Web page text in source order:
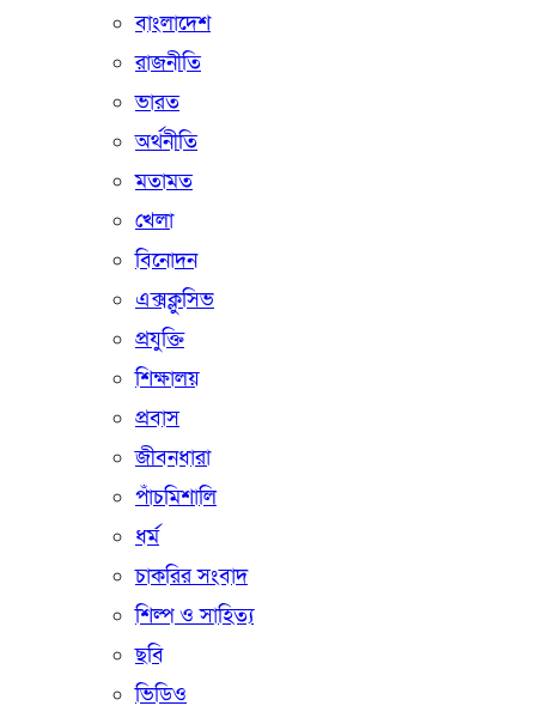
বাংলাদেশ
রাজনীতি
ভারত
অর্থনীতি
মতামত
খেলা
বিনোদন
এক্সক্লুসিভ
প্রযুক্তি
শিক্ষালয়
প্রবাস
জীবনধারা
পাঁচমিশালি
ধর্ম
চাকরির সংবাদ
শিল্প ও সাহিত্য
ছবি
ভিডিও